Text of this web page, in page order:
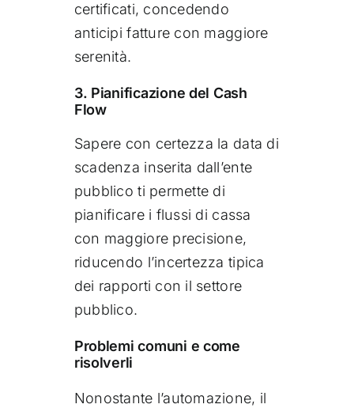
certificati, concedendo
anticipi fatture con maggiore
serenità.
3. Pianificazione del Cash
Flow
Sapere con certezza la data di
scadenza inserita dall’ente
pubblico ti permette di
pianificare i flussi di cassa
con maggiore precisione,
riducendo l’incertezza tipica
dei rapporti con il settore
pubblico.
Problemi comuni e come
risolverli
Nonostante l’automazione, il